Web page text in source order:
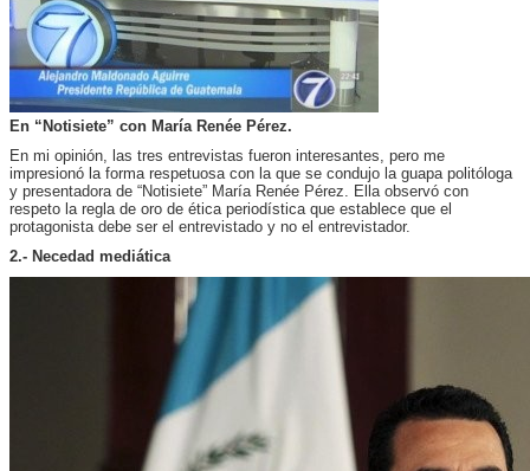
En “Notisiete” con María Renée Pérez.
En mi opinión, las tres entrevistas fueron interesantes, pero me
impresionó la forma respetuosa con la que se condujo la guapa politóloga
y presentadora de “Notisiete” María Renée Pérez. Ella observó con
respeto la regla de oro de ética periodística que establece que el
protagonista debe ser el entrevistado y no el entrevistador.
2.- Necedad mediática